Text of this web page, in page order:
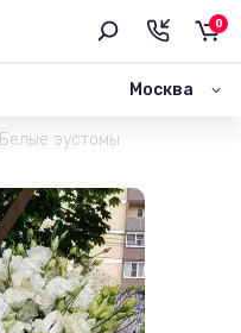
Москва
0
Белые эустомы